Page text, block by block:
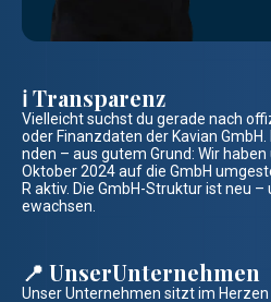
ℹ️ Transparenz
Vielleicht suchst du gerade nach
oder Finanzdaten der Kavian
nden – aus gutem Grund: Wir
Oktober 2024 auf die GmbH
R aktiv. Die GmbH-Struktur ist neu
ewachsen.
📍 UnserUnternehmen
Unser Unternehmen sitzt im Herzen